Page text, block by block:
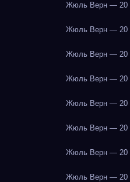
Жюль Верн — 20
Жюль Верн — 20
Жюль Верн — 20
Жюль Верн — 20
Жюль Верн — 20
Жюль Верн — 20
Жюль Верн — 20
Жюль Верн — 20